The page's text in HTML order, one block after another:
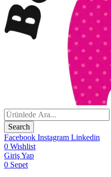
Search
Facebook Instagram Linkedin
0 Wishlist
Giriş Yap
0 Sepet